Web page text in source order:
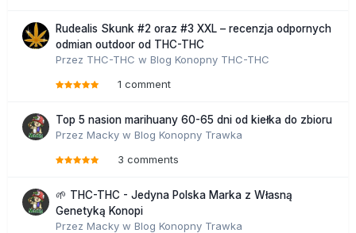
tego, że marihuana była popularna wśród imigrantów
meksykańskich. A że stwarzali oni pewne problemy, niechęć
między Meksykanami a Amerykanami rosła. I zaczęto
podejrzliwie patrzeć również na marihuanę. A Europa ślepo
wyprostował do dzisiaj.
4. Jaka jest negatywna rola marihuany?
Marihuana uzależnia, choć nie tak bardzo, jak wmawia się
marihuanę, uzależni się od niej. Osobiście nie do końca
wierzę, że to jest prawdziwe uzależnienie, bo jakoś ludzie
nie zabijają się o marihuanę, tak jak o heroinę. Jeśli zatem
Rudealis Skunk #2 oraz #3 XXL – recenzja odpornych
odmian outdoor od THC-THC
Przez THC-THC w Blog Konopny THC-THC
1 comment
Top 5 nasion marihuany 60-65 dni od kiełka do zbioru
Przez Macky w Blog Konopny Trawka
3 comments
🌱 THC-THC - Jedyna Polska Marka z Własną
Genetyką Konopi
Przez Macky w Blog Konopny Trawka